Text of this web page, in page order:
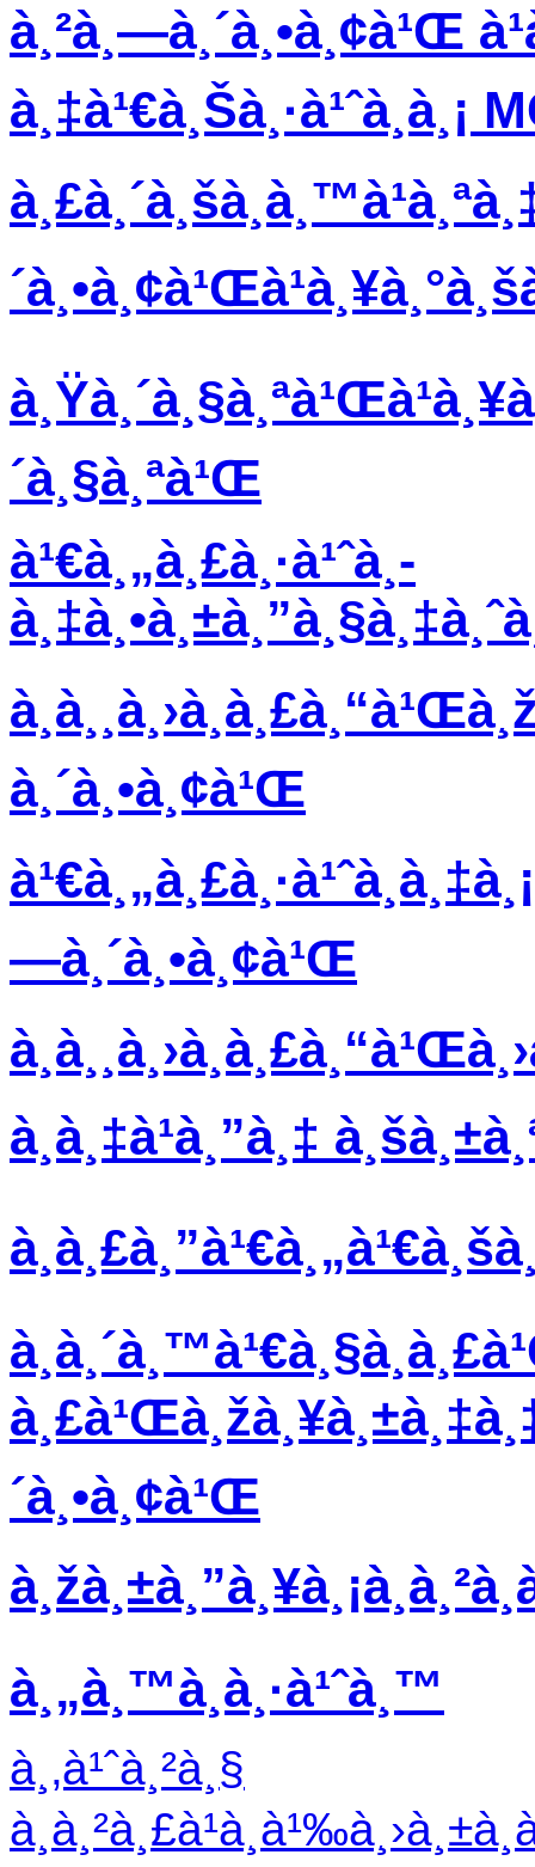
à¸²à¸—à¸´à¸•à¸¢à¹Œ
à¸‡à¹€à¸Šà¸·à¹ˆà¸­à¸¡
´à¸§à¸ªà¹Œ
à¹€à¸„à¸£à¸·à¹ˆà¸­
à¸´à¸•à¸¢à¹Œ
—à¸´à¸•à¸¢à¹Œ
à¸­à¸‡à¹à¸”à¸‡
´à¸•à¸¢à¹Œ
à¸„à¸™à¸­à¸·à¹ˆà¸™
à¸‚à¹ˆà¸²à¸§